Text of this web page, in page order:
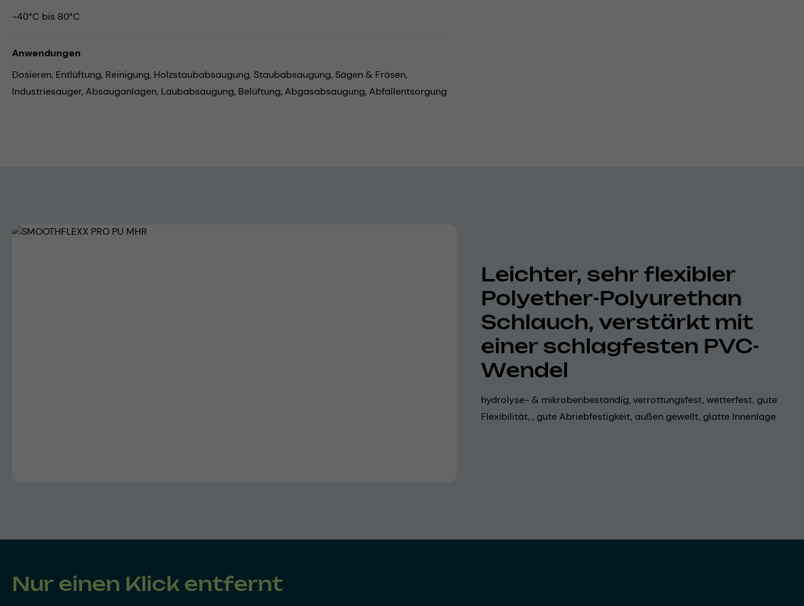
-40°C bis 80°C
Anwendungen
Dosieren, Entlüftung, Reinigung, Holzstaubabsaugung, Staubabsaugung, Sägen & Fräsen,
Industriesauger,Absauganlagen, Laubabsaugung, Belüftung,Abgasabsaugung,Abfallentsorgung
Bildergalerie überspringen
Leichter, sehr flexibler
Polyether-Polyurethan
Schlauch, verstärkt mit
einer schlagfesten PVC-
Wendel
hydrolyse- & mikrobenbeständig, verrottungsfest, wetterfest, gute
Flexibilität, , gute Abriebfestigkeit, außen gewellt, glatte Innenlage
Nur einen Klick entfernt